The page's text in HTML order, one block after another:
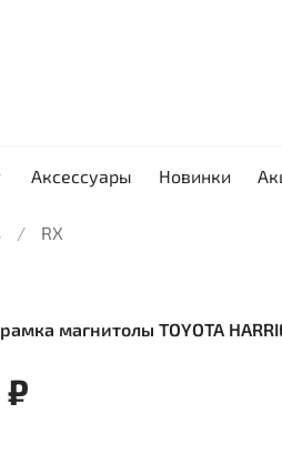
Аксессуары Новинки
RX
магнитолы TOYOTA
₽